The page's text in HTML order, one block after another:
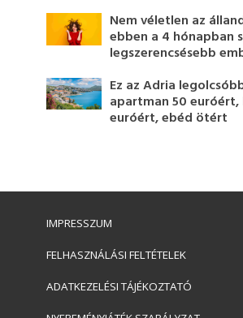
Nem véletlen az
ebben a 4 hónapban
legszerencsésebb
Ez az Adria
apartman 50 euróért,
euróért, ebéd ötért
IMPRESSZUM
FELHASZNÁLÁSI FELTÉTELEK
ADATKEZELÉSI TÁJÉKOZTATÓ